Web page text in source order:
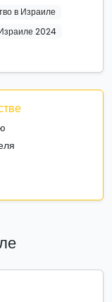
в Израиле
2024